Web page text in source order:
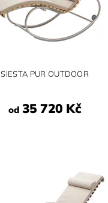
SIESTA PUR OUTDOOR
od35 720 Kč